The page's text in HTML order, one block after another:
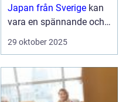
Japan från Sverige kan
vara en spännande och
överväldigande
29 oktober 2025